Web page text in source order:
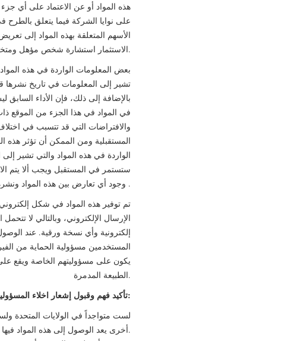
هذه المواد أو عن الاعتماد على أي
على نوايا الشركة فيما يتعلق
الأسهم المتعلقة بهذه المواد إلى
الاستثمار استشارة شخص مؤهل ومتخصص في هذا النوع من الاستثمارات.
بعض المعلومات الواردة في هذه
تشير إلى المعلومات في تاريخ نشرها
بالإضافة إلى ذلك، فإن الأداء السابق
في المواد في هذا الجزء من الموقع
والافتراضات التي قد تتسبب في
المستقبلية ومن الممكن أن تؤثر هذه
الواردة في هذه المواد والتي تشير
ستستمر في المستقبل ويجب ألا يتم
وجود أي تعارض بين هذه المواد ونشرة الإصدار باللغة العربية، تسود النشرة باللغة العربية .
الإرسال الإلكتروني، وبالتالي لا
إلكترونية وأي نسخة ورقية. عند
المستخدمين مسؤولية الحماية من
يكون على مسؤوليتهم الخاصة ويقع
الطبيعة المدمرة.
تأكيد فهم وقبول إشعار اخلاء المسؤولية:
لست متواجداً في الولايات المتحدة
أخرى يعد الوصول إلى هذه المواد فيها غير نظامي.